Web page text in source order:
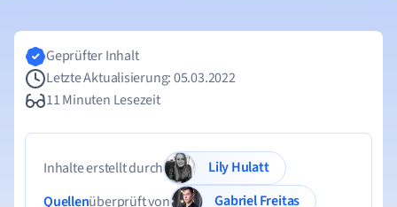
Geprüfter Inhalt
Letzte Aktualisierung: 05.03.2022
11 Minuten Lesezeit
Inhalte erstellt durch
Lily Hulatt
Quellenüberprüft von
Gabriel Freitas